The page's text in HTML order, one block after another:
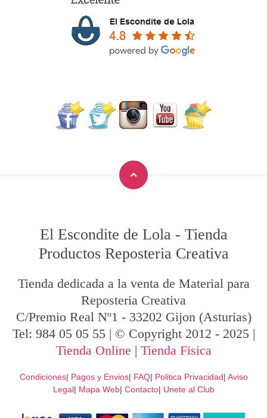
El Escondite de Lola - Tienda
Productos Reposteria Creativa
Tienda dedicada a la venta de Material para
Reposteria Creativa
C/Premio Real Nº1 - 33202 Gijon (Asturias)
Tel: 984 05 05 55 | © Copyright 2012 - 2025 |
Tienda Online | Tienda Fisica
Condiciones| Pagos y Envios| FAQ| Politica Privacidad| Aviso
Legal| Mapa Web| Contacto| Unete al Club